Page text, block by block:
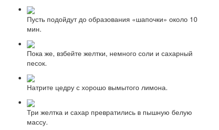
Пусть подойдут до образования «шапочки» около 10
мин.
Пока же, взбейте желтки, немного соли и сахарный
песок.
Натрите цедру с хорошо вымытого лимона.
Три желтка и сахар превратились в пышную белую
массу.